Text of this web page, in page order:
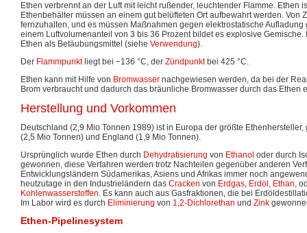
Ethen verbrennt an der Luft mit leicht rußender, leuchtender Flamme. Ethen
Ethenbehälter müssen an einem gut belüfteten Ort aufbewahrt werden. Von
fernzuhalten, und es müssen Maßnahmen gegen elektrostatische
einem Luftvolumenanteil von 3 bis 36 Prozent bildet es explosive
Ethen als Betäubungsmittel (siehe Verwendung).
Der Flammpunktliegt bei −136 °C, der Zündpunktbei 425 °C.
Ethen kann mit Hilfe von Bromwasser nachgewiesen werden, da bei der
Brom verbraucht und dadurch das bräunliche Bromwasser durch das Ethen
Herstellung und Vorkommen
Deutschland (2,9 Mio Tonnen 1989) ist in Europa der größte
(2,5 Mio Tonnen) und England (1,9 Mio Tonnen).
Ursprünglich wurde Ethen durch Dehydratisierung von Ethanol oder durch
gewonnen, diese Verfahren werden trotz Nachteilen gegenüber anderen
Entwicklungsländern Südamerikas, Asiens und Afrikas immer noch
heutzutage in den Industrieländern das Cracken von Erdgas, Erdöl , Ethan,
Kohlenwasserstoffen. Es kann auch aus Gasfraktionen, die bei
Im Labor wird es durch Eliminierung von 1,2-Dichlorethan und Zink
Ethen-Pipelinesystem